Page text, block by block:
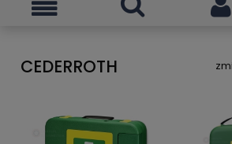
CEDERROTH